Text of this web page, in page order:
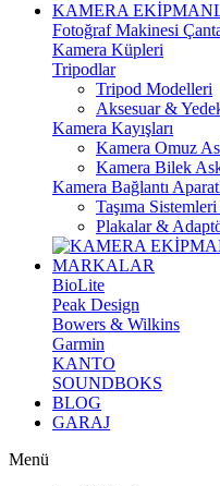
KAMERA
Fotoğraf Makinesi
Kamera Küpleri
Tripodlar
Tripod Modelleri
Aksesuar &
Kamera Kayışları
Kamera Omuz
Kamera Bilek
Kamera Bağlantı
Taşıma
Plakalar &
MARKALAR
BioLite
Peak Design
Bowers & Wilkins
Garmin
KANTO
SOUNDBOKS
BLOG
GARAJ
Menü